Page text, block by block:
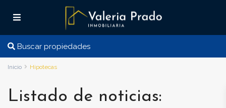
Buscar propiedades
Inicio Hipotecas
Listado de noticias: